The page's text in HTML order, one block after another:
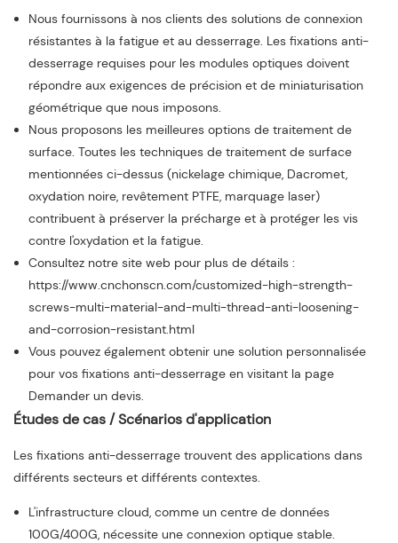
Nous fournissons à nos clients des solutions de connexion
résistantes à la fatigue et au desserrage. Les fixations anti-
desserrage requises pour les modules optiques doivent
répondre aux exigences de précision et de miniaturisation
géométrique que nous imposons.
Nous proposons les meilleures options de traitement de
surface. Toutes les techniques de traitement de surface
mentionnées ci-dessus (nickelage chimique, Dacromet,
oxydation noire, revêtement PTFE, marquage laser)
contribuent à préserver la précharge et à protéger les vis
contre l'oxydation et la fatigue.
Consultez notre site web pour plus de détails :
https://www.cnchonscn.com/customized-high-strength-
screws-multi-material-and-multi-thread-anti-loosening-
and-corrosion-resistant.html
Vous pouvez également obtenir une solution personnalisée
pour vos fixations anti-desserrage en visitant la page
Demander un devis.
Études de cas / Scénarios d'application
Les fixations anti-desserrage trouvent des applications dans
différents secteurs et différents contextes.
L'infrastructure cloud, comme un centre de données
100G/400G, nécessite une connexion optique stable.